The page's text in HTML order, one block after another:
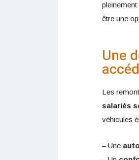
être une
Une
Les
salariés
véhicules
– Une